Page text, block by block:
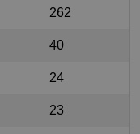
262
40
24
23